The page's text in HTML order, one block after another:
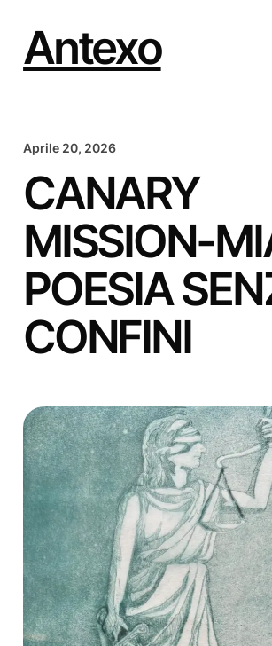
contenuto
Antexo
Aprile 20, 2026
CANARY
MISSION-
POESIA
CONFINI